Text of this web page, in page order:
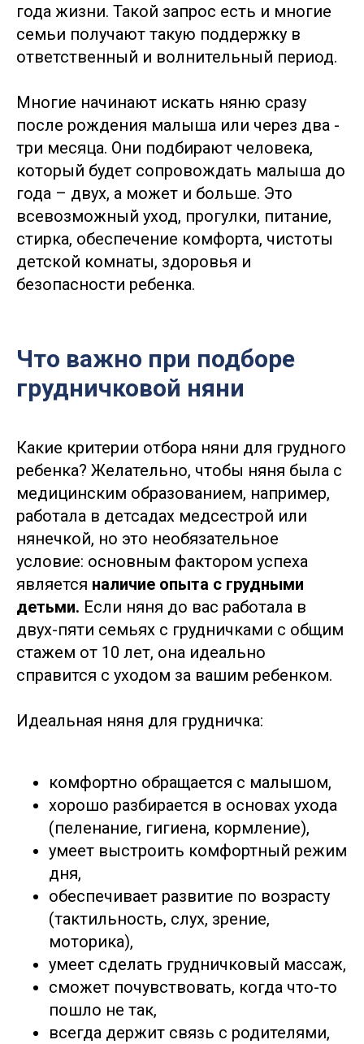
года жизни. Такой запрос есть и многие
семьи получают такую поддержку в
ответственный и волнительный период.
Многие начинают искать няню сразу
после рождения малыша или через два -
три месяца. Они подбирают человека,
который будет сопровождать малыша до
года – двух, а может и больше. Это
всевозможный уход, прогулки, питание,
стирка, обеспечение комфорта, чистоты
детской комнаты, здоровья и
безопасности ребенка.
Что важно при подборе
грудничковой няни
Какие критерии отбора няни для грудного
ребенка? Желательно, чтобы няня была с
медицинским образованием, например,
работала в детсадах медсестрой или
нянечкой, но это необязательное
условие: основным фактором успеха
является наличие опыта с грудными
детьми. Если няня до вас работала в
двух-пяти семьях с грудничками с общим
стажем от 10 лет, она идеально
справится с уходом за вашим ребенком.
Идеальная няня для грудничка:
комфортно обращается с малышом,
хорошо разбирается в основах ухода
(пеленание, гигиена, кормление),
умеет выстроить комфортный режим
дня,
обеспечивает развитие по возрасту
(тактильность, слух, зрение,
моторика),
умеет сделать грудничковый массаж,
сможет почувствовать, когда что-то
пошло не так,
всегда держит связь с родителями,